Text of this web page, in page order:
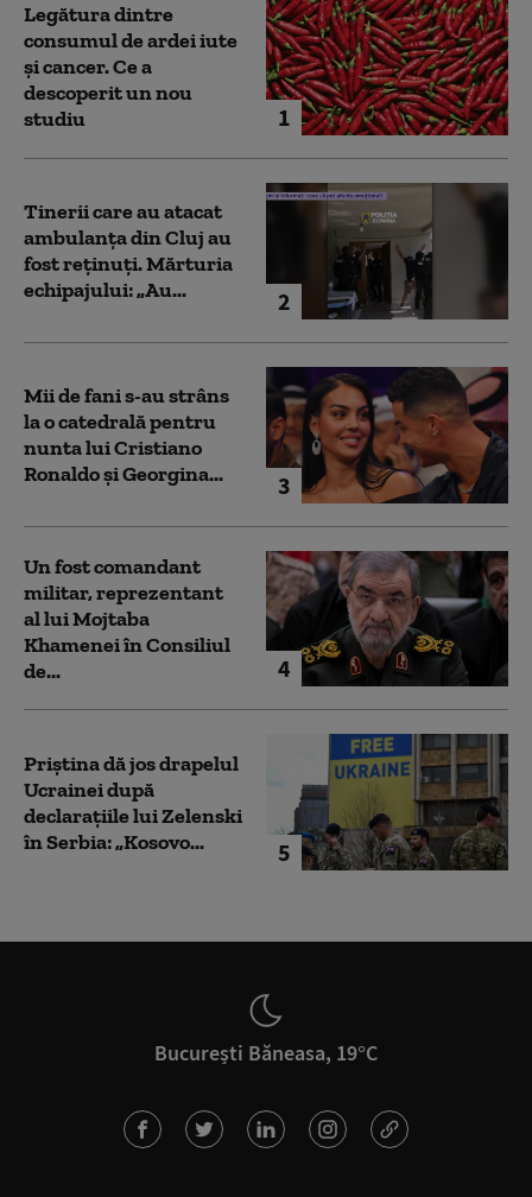
1
Legătura dintre
consumul de ardei iute
și cancer. Ce a
descoperit un nou
studiu
2
Tinerii care au atacat
ambulanța din Cluj au
fost reținuți. Mărturia
echipajului: „Au...
3
Mii de fani s-au strâns
la o catedrală pentru
nunta lui Cristiano
Ronaldo şi Georgina...
4
Un fost comandant
militar, reprezentant
al lui Mojtaba
Khamenei în Consiliul
de...
5
Priștina dă jos drapelul
Ucrainei după
declarațiile lui Zelenski
în Serbia: „Kosovo...
București Băneasa, 19°C